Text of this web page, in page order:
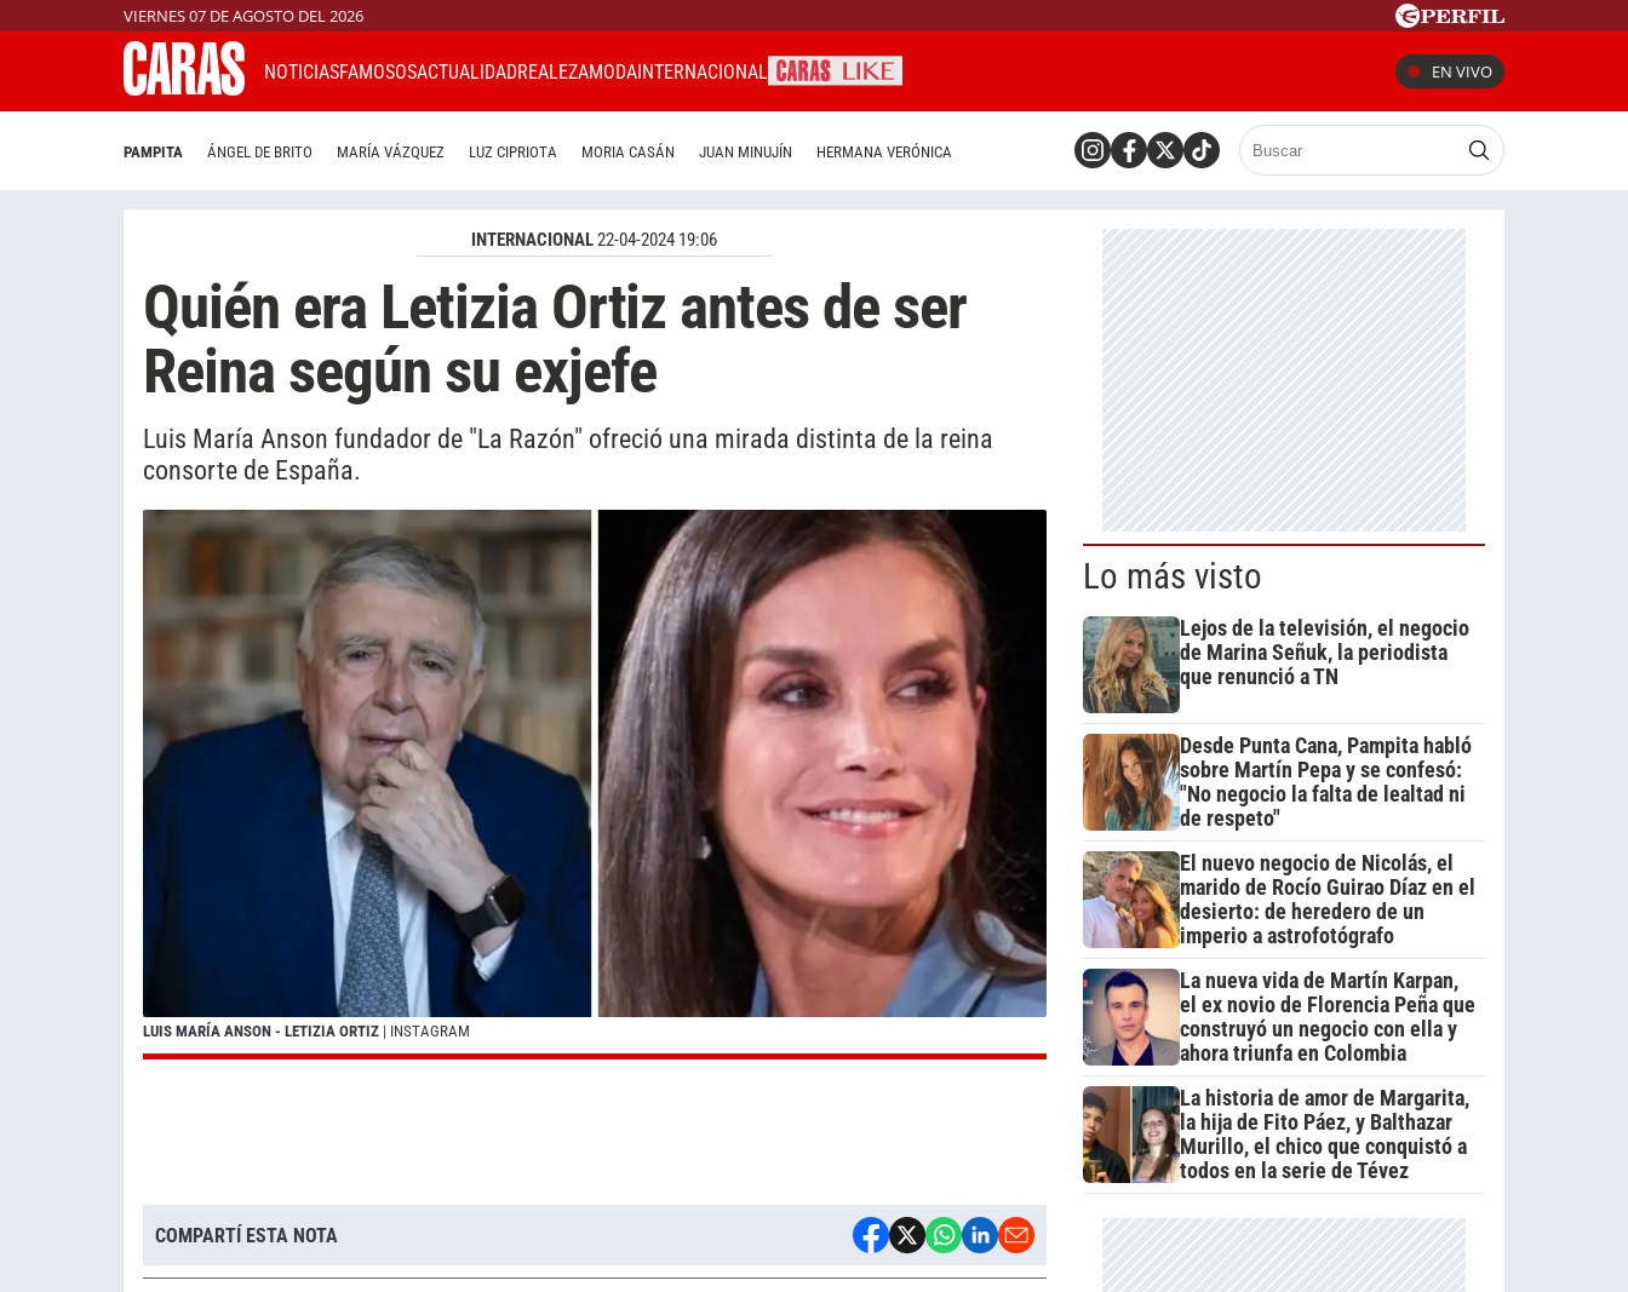
VIERNES 07 DE AGOSTO DEL 2026
NOTICIASFAMOSOSACTUALIDADREALEZAMODAINTERNACIONAL EN VIVO
PAMPITA ÁNGEL DE BRITO MARÍA VÁZQUEZ LUZ CIPRIOTA MORIA CASÁN JUAN MINUJÍN HERMANA VERÓNICA
INTERNACIONAL22-04-2024 19:06
Quién era Letizia Ortiz antes de ser
Reina según su exjefe
Luis María Anson fundador de "La Razón" ofreció una mirada distinta de la reina
consorte de España.
LUIS MARÍA ANSON - LETIZIA ORTIZ | INSTAGRAM
COMPARTÍ ESTA NOTA
Lo más visto
Lejos de la televisión, el negocio
de Marina Señuk, la periodista
que renunció a TN
Desde Punta Cana, Pampita habló
sobre Martín Pepa y se confesó:
"No negocio la falta de lealtad ni
de respeto"
El nuevo negocio de Nicolás, el
marido de Rocío Guirao Díaz en el
desierto: de heredero de un
imperio a astrofotógrafo
La nueva vida de Martín Karpan,
el ex novio de Florencia Peña que
construyó un negocio con ella y
ahora triunfa en Colombia
La historia de amor de Margarita,
la hija de Fito Páez, y Balthazar
Murillo, el chico que conquistó a
todos en la serie de Tévez